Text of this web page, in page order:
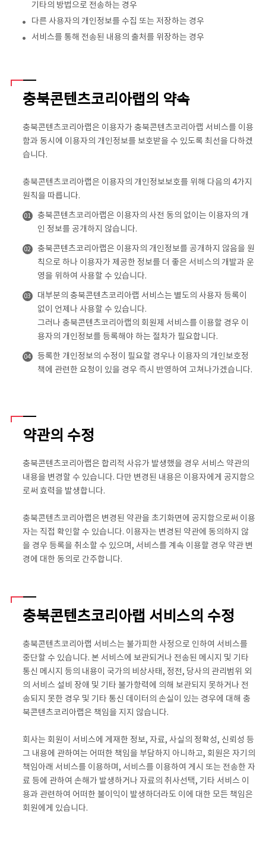
기타의 방법으로 전송하는 경우
다른 사용자의 개인정보를 수집 또는 저장하는 경우
서비스를 통해 전송된 내용의 출처를 위장하는 경우
충북콘텐츠코리아랩의 약속
충북콘텐츠코리아랩은 이용자가 충북콘텐츠코리아랩 서비스를 이용
함과 동시에 이용자의 개인정보를 보호받을 수 있도록 최선을 다하겠
습니다.
충북콘텐츠코리아랩은 이용자의 개인정보보호를 위해 다음의 4가지
원칙을 따릅니다.
01
충북콘텐츠코리아랩은 이용자의 사전 동의 없이는 이용자의 개
인 정보를 공개하지 않습니다.
02
충북콘텐츠코리아랩은 이용자의 개인정보를 공개하지 않음을 원
칙으로 하나 이용자가 제공한 정보를 더 좋은 서비스의 개발과 운
영을 위하여 사용할 수 있습니다.
03
대부분의 충북콘텐츠코리아랩 서비스는 별도의 사용자 등록이
없이 언제나 사용할 수 있습니다.
그러나 충북콘텐츠코리아랩의 회원제 서비스를 이용할 경우 이
용자의 개인정보를 등록해야 하는 절차가 필요합니다.
04
등록한 개인정보의 수정이 필요할 경우나 이용자의 개인보호정
책에 관련한 요청이 있을 경우 즉시 반영하여 고쳐나가겠습니다.
약관의 수정
충북콘텐츠코리아랩은 합리적 사유가 발생했을 경우 서비스 약관의
내용을 변경할 수 있습니다. 다만 변경된 내용은 이용자에게 공지함으
로써 효력을 발생합니다.
충북콘텐츠코리아랩은 변경된 약관을 초기화면에 공지함으로써 이용
자는 직접 확인할 수 있습니다. 이용자는 변경된 약관에 동의하지 않
을 경우 등록을 취소할 수 있으며, 서비스를 계속 이용할 경우 약관 변
경에 대한 동의로 간주합니다.
충북콘텐츠코리아랩 서비스의 수정
충북콘텐츠코리아랩 서비스는 불가피한 사정으로 인하여 서비스를
중단할 수 있습니다. 본 서비스에 보관되거나 전송된 메시지 및 기타
통신 메시지 등의 내용이 국가의 비상사태, 정전, 당사의 관리범위 외
의 서비스 설비 장애 및 기타 불가항력에 의해 보관되지 못하거나 전
송되지 못한 경우 및 기타 통신 데이터의 손실이 있는 경우에 대해 충
북콘텐츠코리아랩은 책임을 지지 않습니다.
회사는 회원이 서비스에 게재한 정보, 자료, 사실의 정확성, 신뢰성 등
그 내용에 관하여는 어떠한 책임을 부담하지 아니하고, 회원은 자기의
책임아래 서비스를 이용하며, 서비스를 이용하여 게시 또는 전송한 자
료 등에 관하여 손해가 발생하거나 자료의 취사선택, 기타 서비스 이
용과 관련하여 어떠한 불이익이 발생하더라도 이에 대한 모든 책임은
회원에게 있습니다.